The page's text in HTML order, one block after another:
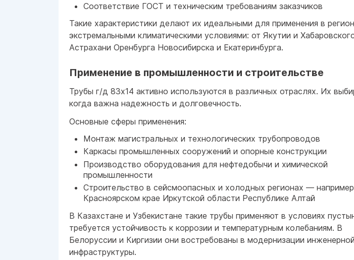
Соответствие ГОСТ и техническим требованиям заказчиков
Такие характеристики делают их идеальными для применения в
экстремальными климатическими условиями: от Якутии и
Астрахани Оренбурга Новосибирска и Екатеринбурга.
Применение в промышленности и строительстве
Трубы г/д 83x14 активно используются в различных отраслях. Их
когда важна надежность и долговечность.
Основные сферы применения:
Монтаж магистральных и технологических трубопроводов
Каркасы промышленных сооружений и опорные конструкции
Производство оборудования для нефтедобычи и химической
промышленности
Строительство в сейсмоопасных и холодных регионах —
Красноярском крае Иркутской области Республике Алтай
В Казахстане и Узбекистане такие трубы применяют в условиях
требуется устойчивость к коррозии и температурным колебаниям. В
Белоруссии и Киргизии они востребованы в модернизации инженерной
инфраструктуры.